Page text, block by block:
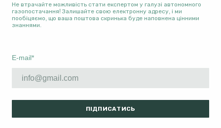
Не втрачайте можливість стати експертом у галузі автономного
газопостачання! Залишайте свою електронну адресу, і ми
пообіцяємо, що ваша поштова скринька буде наповнена цінними
знаннями.
E-mail*
ПІДПИСАТИСЬ